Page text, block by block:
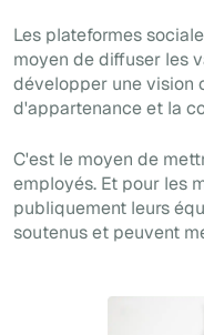
Les plateformes
moyen de diffuser les
développer une vision
d'appartenance et la
C'est le moyen de
employés. Et pour les
publiquement leurs
soutenus et peuvent